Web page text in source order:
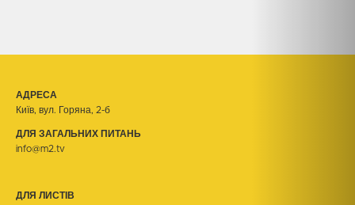
АДРЕСА
Київ, вул. Горяна, 2-б
ДЛЯ ЗАГАЛЬНИХ ПИТАНЬ
info@m2.tv
ДЛЯ ЛИСТІВ